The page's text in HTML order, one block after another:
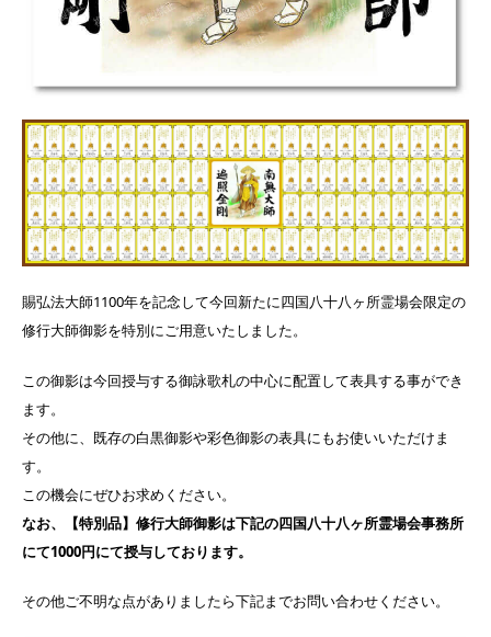
賜弘法大師1100年を記念して今回新たに四国八十八ヶ所霊場会限定の
修行大師御影を特別にご用意いたしました。
この御影は今回授与する御詠歌札の中心に配置して表具する事ができ
ます。
その他に、既存の白黒御影や彩色御影の表具にもお使いいただけま
す。
この機会にぜひお求めください。
なお、【特別品】修行大師御影は下記の四国八十八ヶ所霊場会事務所
にて1000円にて授与しております。
その他ご不明な点がありましたら下記までお問い合わせください。